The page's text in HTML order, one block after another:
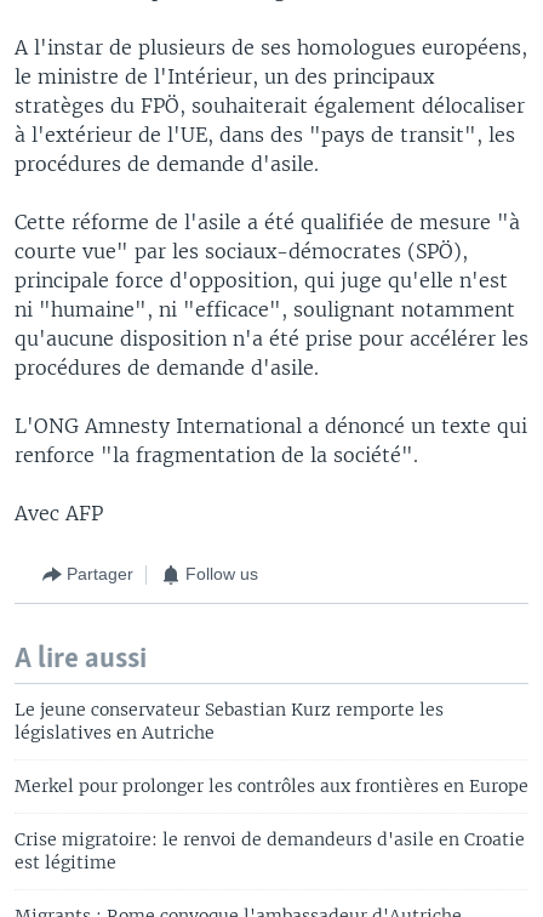
A l'instar de plusieurs de ses homologues européens,
le ministre de l'Intérieur, un des principaux
stratèges du FPÖ, souhaiterait également délocaliser
à l'extérieur de l'UE, dans des "pays de transit", les
procédures de demande d'asile.
Cette réforme de l'asile a été qualifiée de mesure "à
courte vue" par les sociaux-démocrates (SPÖ),
principale force d'opposition, qui juge qu'elle n'est
ni "humaine", ni "efficace", soulignant notamment
qu'aucune disposition n'a été prise pour accélérer les
procédures de demande d'asile.
L'ONG Amnesty International a dénoncé un texte qui
renforce "la fragmentation de la société".
Avec AFP
Partager Follow us
A lire aussi
Le jeune conservateur Sebastian Kurz remporte les
législatives en Autriche
Merkel pour prolonger les contrôles aux frontières en Europe
Crise migratoire: le renvoi de demandeurs d'asile en Croatie
est légitime